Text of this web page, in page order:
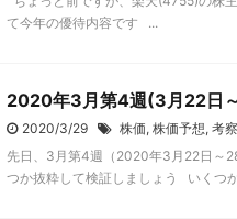
て今年の優待内容です ...
2020年3月第4週(3月22日
2020/3/29 株価, 株価予想, 考察
先日、3月第4週（2020年3月22日～
つか抜粋して検証しましょう いくつ